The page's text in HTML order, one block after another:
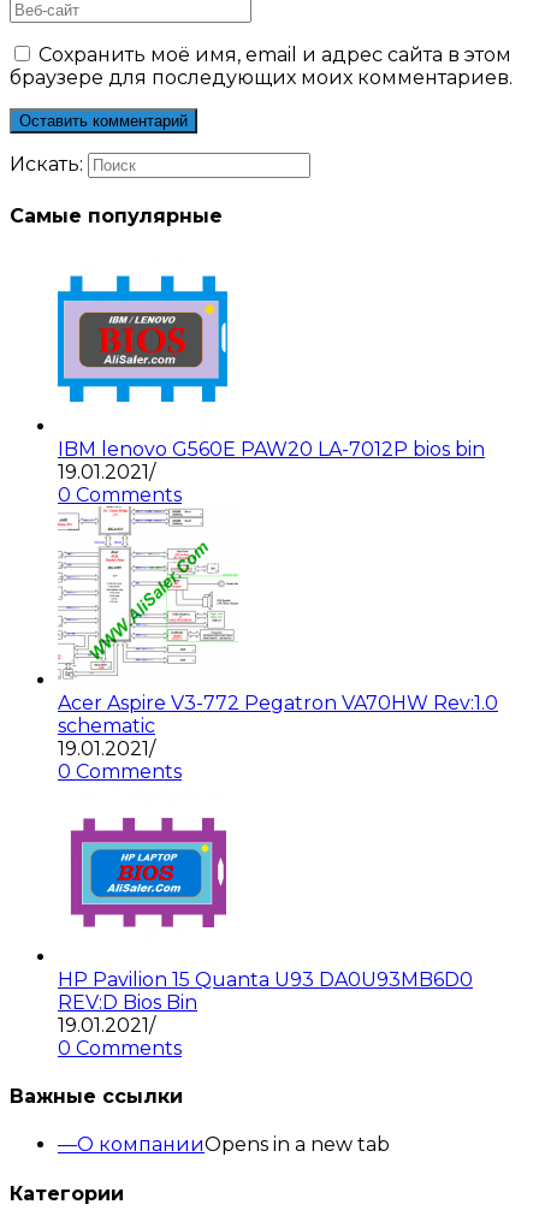
Сохранить моё имя, email и адрес сайта в этом
браузере для последующих моих комментариев.
Искать:
Самые популярные
IBM lenovo G560E PAW20 LA-7012P bios bin
19.01.2021/
0 Comments
Acer Aspire V3-772 Pegatron VA70HW Rev:1.0
schematic
19.01.2021/
0 Comments
HP Pavilion 15 Quanta U93 DA0U93MB6D0
REV:D Bios Bin
19.01.2021/
0 Comments
Важные ссылки
О компанииOpens in a new tab
Категории